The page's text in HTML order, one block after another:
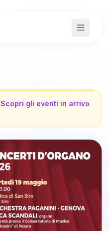
Scopri gli eventi in arrivo